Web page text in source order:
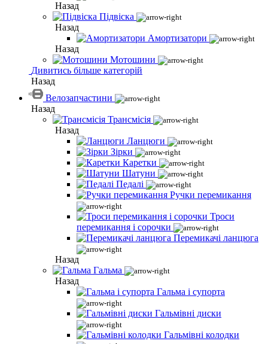
Назад
Підвіска
Назад
Амортизатори
Назад
Мотошини
Дивитись більше категорій
Назад
Велозапчастини
Назад
Трансмісія
Назад
Ланцюги
Зірки
Каретки
Шатуни
Педалі
Ручки перемикання
Троси
перемикання і сорочки
Перемикачі ланцюга
Назад
Гальма
Назад
Гальма і супорта
Гальмівні диски
Гальмівні колодки